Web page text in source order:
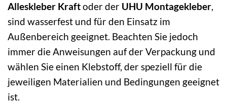
Alleskleber Kraftoder der UHU Montagekleber,
sind wasserfest und für den Einsatz im
Außenbereich geeignet. Beachten Sie jedoch
immer die Anweisungen auf der Verpackung und
wählen Sie einen Klebstoff, der speziell für die
jeweiligen Materialien und Bedingungen geeignet
ist.